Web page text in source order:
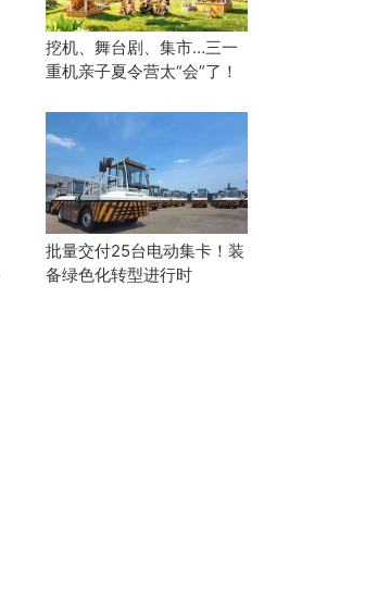
挖机、舞台剧、集市…三一
重机亲子夏令营太“会”了！
批量交付25台电动集卡！装
备绿色化转型进行时